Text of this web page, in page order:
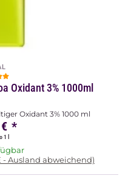
Oxidant 3% 1000ml
Oxidant 3% 1000 ml
*
1 l
- Ausland abweichend)